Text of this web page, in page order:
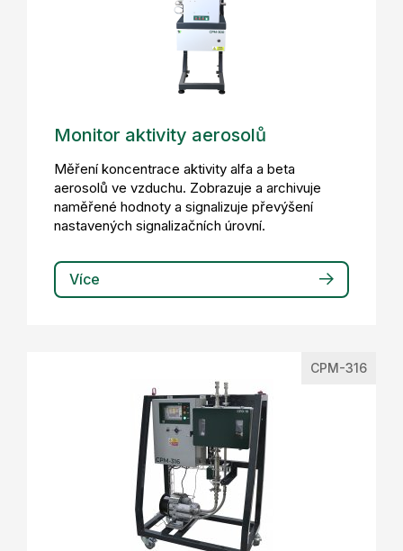
Monitor aktivity aerosolů
Měření koncentrace aktivity alfa a beta
aerosolů ve vzduchu. Zobrazuje a archivuje
naměřené hodnoty a signalizuje převýšení
nastavených signalizačních úrovní.
Více
CPM-316